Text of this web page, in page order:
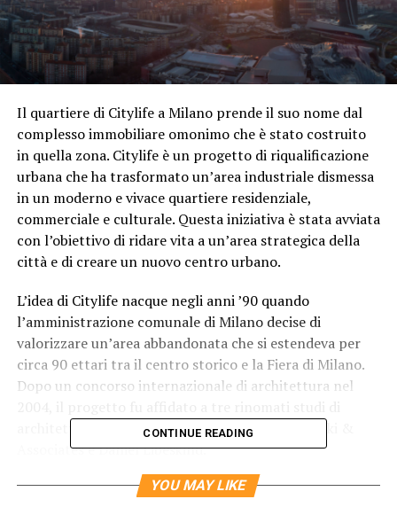
Il quartiere di Citylife a Milano prende il suo nome dal
complesso immobiliare omonimo che è stato costruito
in quella zona. Citylife è un progetto di riqualificazione
urbana che ha trasformato un’area industriale dismessa
in un moderno e vivace quartiere residenziale,
commerciale e culturale. Questa iniziativa è stata avviata
con l’obiettivo di ridare vita a un’area strategica della
città e di creare un nuovo centro urbano.
L’idea di Citylife nacque negli anni ’90 quando
l’amministrazione comunale di Milano decise di
valorizzare un’area abbandonata che si estendeva per
circa 90 ettari tra il centro storico e la Fiera di Milano.
Dopo un concorso internazionale di architettura nel
architettura: Zaha Hadid Architects, Arata Isozaki &
Associates e Daniel Libeskind.
Lo sviluppo di Citylife
CONTINUE READING
YOU MAY LIKE